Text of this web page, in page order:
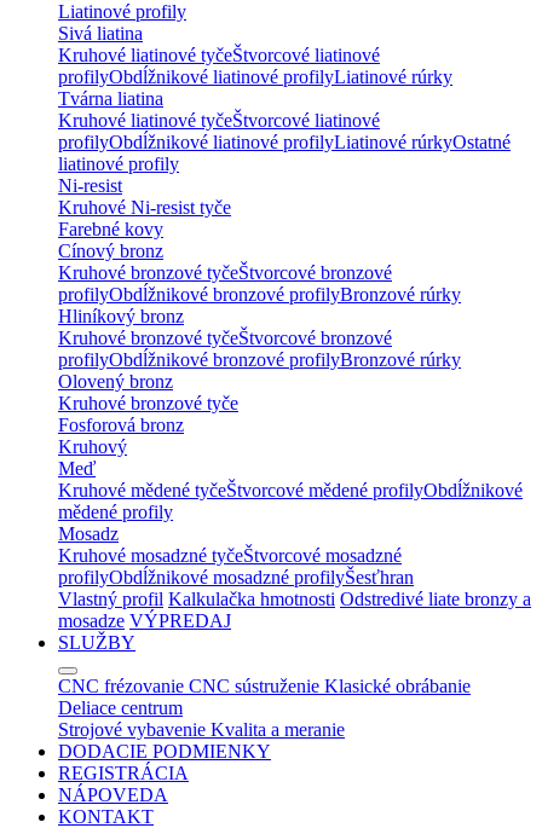
Liatinové profily
Sivá liatina
Kruhové liatinové tyčeŠtvorcové liatinové
profilyObdĺžnikové liatinové profilyLiatinové rúrky
Tvárna liatina
Kruhové liatinové tyčeŠtvorcové liatinové
profilyObdĺžnikové liatinové profilyLiatinové rúrkyOstatné
liatinové profily
Ni-resist
Kruhové Ni-resist tyče
Farebné kovy
Cínový bronz
Kruhové bronzové tyčeŠtvorcové bronzové
profilyObdĺžnikové bronzové profilyBronzové rúrky
Hliníkový bronz
Kruhové bronzové tyčeŠtvorcové bronzové
profilyObdĺžnikové bronzové profilyBronzové rúrky
Olovený bronz
Kruhové bronzové tyče
Fosforová bronz
Kruhový
Meď
Kruhové mědené tyčeŠtvorcové mědené profilyObdĺžnikové
mědené profily
Mosadz
Kruhové mosadzné tyčeŠtvorcové mosadzné
profilyObdĺžnikové mosadzné profilyŠesťhran
Vlastný profil Kalkulačka hmotnosti Odstredivé liate bronzy a
mosadze VÝPREDAJ
SLUŽBY
CNC frézovanie CNC sústruženie Klasické obrábanie
Deliace centrum
Strojové vybavenie Kvalita a meranie
DODACIE PODMIENKY
REGISTRÁCIA
NÁPOVEDA
KONTAKT